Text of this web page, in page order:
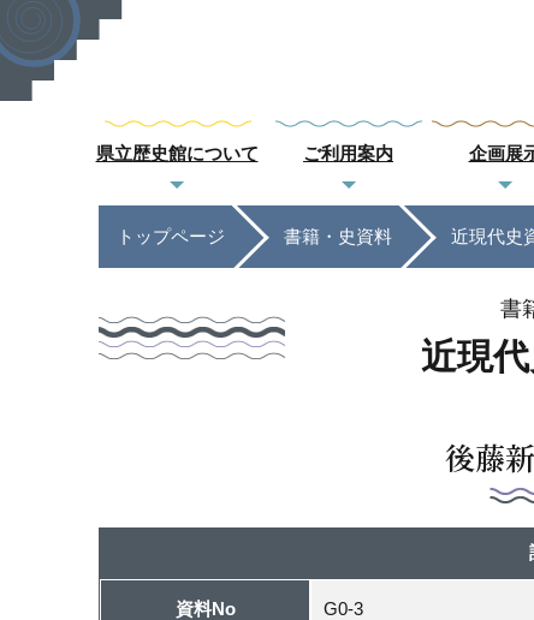
県立歴史館について ご利用案内 企画展
トップページ 書籍・史資料 近現代史
書
近現
後藤
資料No G0-3